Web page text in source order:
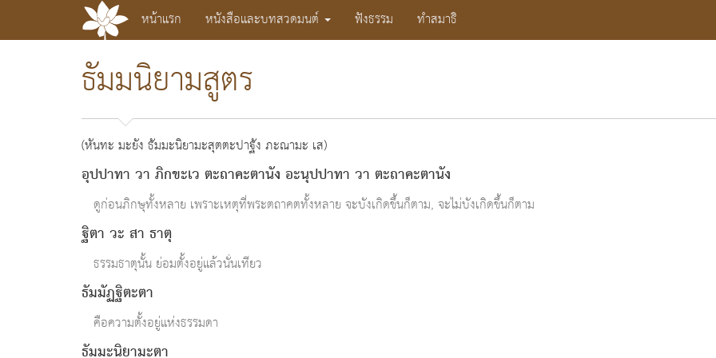
วิมุตติ
บท
สวด
มนต์
แปล
และ
พระ
ธรรม
ของ
พระพุทธเจ้า
หน้าแรก หนังสือและบทสวดมนต์ ฟังธรรม ทำสมาธิ
ธัมมนิยามสูตร
(หันทะ มะยัง ธัมมะนิยามะสุตตะปาฐัง ภะณามะ เส)
อุปปาทา วา ภิกขะเว ตะถาคะตานัง อะนุปปาทา วา ตะถาคะตานัง
ดูก่อนภิกษุทั้งหลาย เพราะเหตุที่พระตถาคตทั้งหลาย จะบังเกิดขึ้นก็ตาม, จะไม่บังเกิดขึ้นก็ตาม
ฐิตา วะ สา ธาตุ
ธรรมธาตุนั้น ย่อมตั้งอยู่แล้วนั่นเทียว
ธัมมัฏฐิตะตา
คือความตั้งอยู่แห่งธรรมดา
ธัมมะนิยามะตา